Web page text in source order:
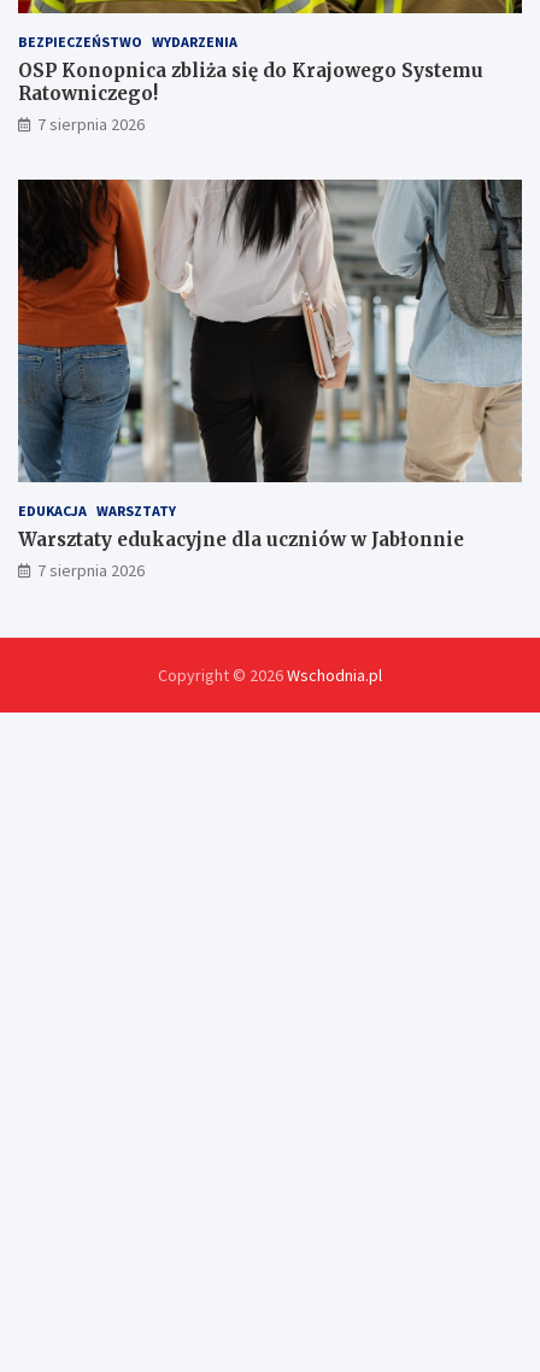
a
ż
e
r
!
BEZPIECZEŃSTWO WYDARZENIA
OSP Konopnica zbliża się do Krajowego Systemu
Ratowniczego!
7 sierpnia 2026
EDUKACJA WARSZTATY
Warsztaty edukacyjne dla uczniów w Jabłonnie
7 sierpnia 2026
Copyright © 2026Wschodnia.pl